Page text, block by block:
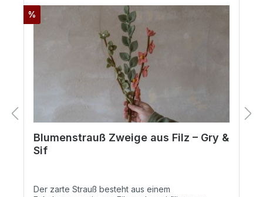
%
Blumenstrauß Zweige aus Filz – Gry &
Sif
Der zarte Strauß besteht aus einem